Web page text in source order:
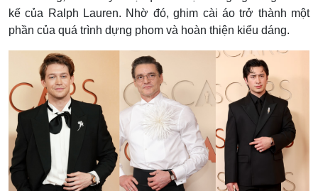
kế của Ralph Lauren. Nhờ đó, ghim cài áo trở thành một
phần của quá trình dựng phom và hoàn thiện kiểu dáng.